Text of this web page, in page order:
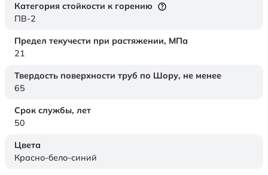
Категория стойкости к горению
ПВ-2
Предел текучести при растяжении, МПа
21
Твердость поверхности труб по Шору, не менее
65
Срок службы, лет
50
Цвета
Красно-бело-синий